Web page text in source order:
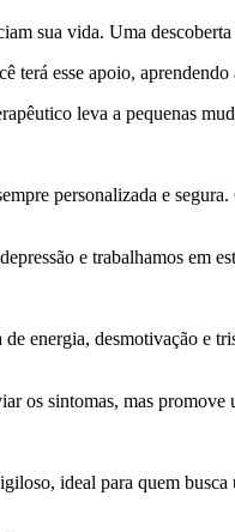
sua vida. Uma
esse apoio,
leva a pequenas
personalizada e
e trabalhamos em
energia, desmotivação e
os sintomas, mas
ideal para quem